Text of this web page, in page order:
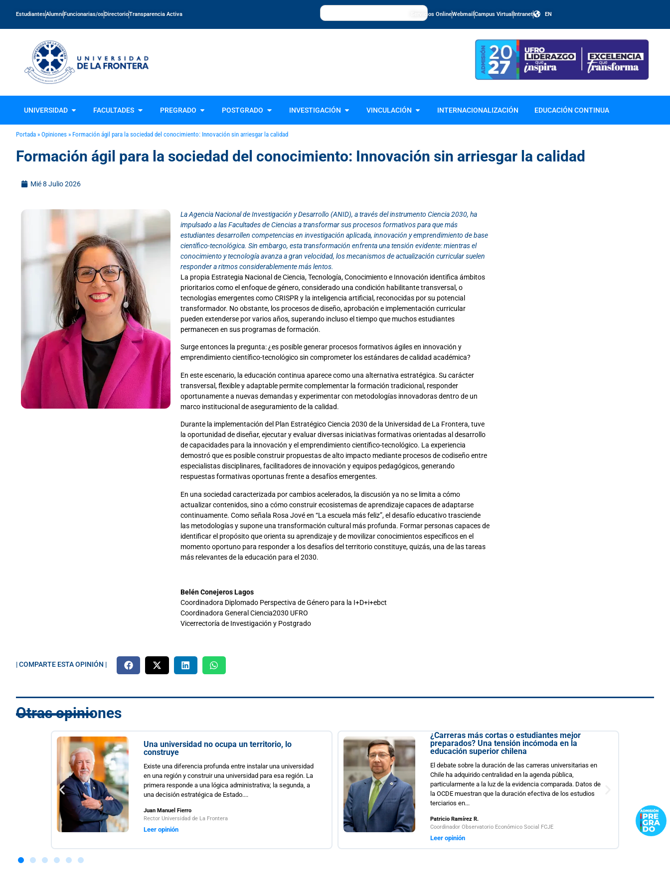
EstudiantesAlumniFuncionarias/osDirectorioTransparencia Activa Servicios OnlineWebmail Campus Virtual Intranet EN
UNIVERSIDAD FACULTADES PREGRADO POSTGRADO INVESTIGACIÓN VINCULACIÓN INTERNACIONALIZACIÓN EDUCACIÓN CONTINUA
Portada » Opiniones » Formación ágil para la sociedad del conocimiento: Innovación sin arriesgar la calidad
Formación ágil para la sociedad del conocimiento: Innovación sin arriesgar la calidad
Mié 8 Julio 2026
La Agencia Nacional de Investigación y Desarrollo (ANID), a través del instrumento Ciencia 2030, ha
impulsado a las Facultades de Ciencias a transformar sus procesos formativos para que más
estudiantes desarrollen competencias en investigación aplicada, innovación y emprendimiento de base
científico-tecnológica. Sin embargo, esta transformación enfrenta una tensión evidente: mientras el
conocimiento y tecnología avanza a gran velocidad, los mecanismos de actualización curricular suelen
responder a ritmos considerablemente más lentos.
La propia Estrategia Nacional de Ciencia, Tecnología, Conocimiento e Innovación identifica ámbitos
prioritarios como el enfoque de género, considerado una condición habilitante transversal, o
tecnologías emergentes como CRISPR y la inteligencia artificial, reconocidas por su potencial
transformador. No obstante, los procesos de diseño, aprobación e implementación curricular
pueden extenderse por varios años, superando incluso el tiempo que muchos estudiantes
permanecen en sus programas de formación.
Surge entonces la pregunta: ¿es posible generar procesos formativos ágiles en innovación y
emprendimiento científico-tecnológico sin comprometer los estándares de calidad académica?
En este escenario, la educación continua aparece como una alternativa estratégica. Su carácter
transversal, flexible y adaptable permite complementar la formación tradicional, responder
oportunamente a nuevas demandas y experimentar con metodologías innovadoras dentro de un
marco institucional de aseguramiento de la calidad.
Durante la implementación del Plan Estratégico Ciencia 2030 de la Universidad de La Frontera, tuve
la oportunidad de diseñar, ejecutar y evaluar diversas iniciativas formativas orientadas al desarrollo
de capacidades para la innovación y el emprendimiento científico-tecnológico. La experiencia
demostró que es posible construir propuestas de alto impacto mediante procesos de codiseño entre
especialistas disciplinares, facilitadores de innovación y equipos pedagógicos, generando
respuestas formativas oportunas frente a desafíos emergentes.
En una sociedad caracterizada por cambios acelerados, la discusión ya no se limita a cómo
actualizar contenidos, sino a cómo construir ecosistemas de aprendizaje capaces de adaptarse
continuamente. Como señala Rosa Jové en “La escuela más feliz”, el desafío educativo trasciende
las metodologías y supone una transformación cultural más profunda. Formar personas capaces de
identificar el propósito que orienta su aprendizaje y de movilizar conocimientos específicos en el
momento oportuno para responder a los desafíos del territorio constituye, quizás, una de las tareas
más relevantes de la educación para el 2030.
Belén Conejeros Lagos
Coordinadora Diplomado Perspectiva de Género para la I+D+i+ebct
Coordinadora General Ciencia2030 UFRO
Vicerrectoría de Investigación y Postgrado
| COMPARTE ESTA OPINIÓN |
Otras opiniones
no ocupa un territorio, lo
profunda entre instalar una universidad
construir una universidad para esa región. La
a una lógica administrativa; la segunda, a
de Estado....
¿Carreras más cortas o estudiantes mejor
preparados? Una tensión incómoda en la
educación superior chilena
El debate sobre la duración de las carreras universitarias en
Chile ha adquirido centralidad en la agenda pública,
particularmente a la luz de la evidencia comparada. Datos de
la OCDE muestran que la duración efectiva de los estudios
Coordinador Observatorio Económico Social FCJE
Hace algunos días uno de mis colegas
preguntas y respuestas con un chatbox; un
decía que podíamos hacer en determinadas
impresionaba su grado de precisión y la